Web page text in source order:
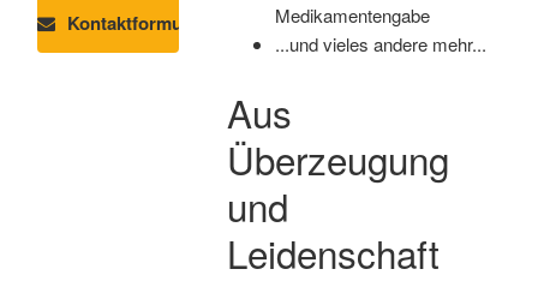
Kontaktformular
Medikamentengabe
...und vieles andere mehr...
Aus
Überzeugung
und
Leidenschaft